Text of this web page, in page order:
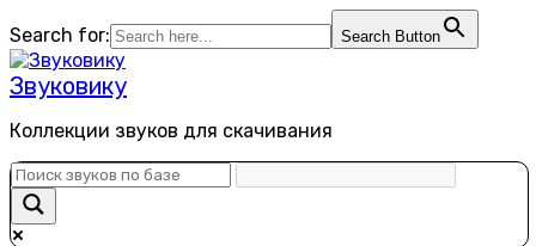
к
содержанию
Search for: Search Button
Звуковику
Коллекции звуков для скачивания